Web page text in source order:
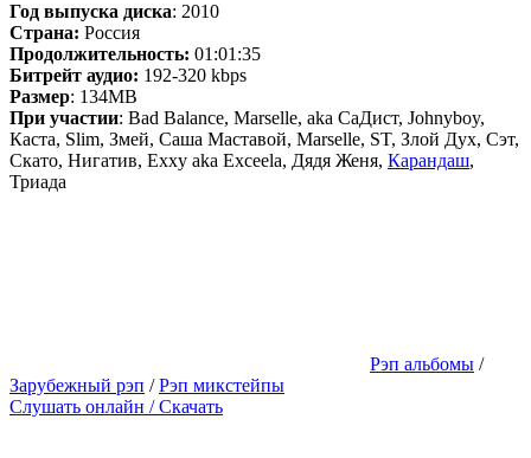
Год выпуска диска: 2010
Страна: Россия
Продолжительность: 01:01:35
Битрейт аудио: 192-320 kbps
Размер: 134MB
При участии: Bad Balance, Marselle, aka СаДист, Johnyboy,
Каста, Slim, Змей, Саша Маставой, Marselle, ST, Злой Дух, Сэт,
Скато, Нигатив, Exxy aka Exceela, Дядя Женя, Карандаш,
Триада
Рэп альбомы /
Зарубежный рэп /Рэп микстейпы
Слушать онлайн / Скачать